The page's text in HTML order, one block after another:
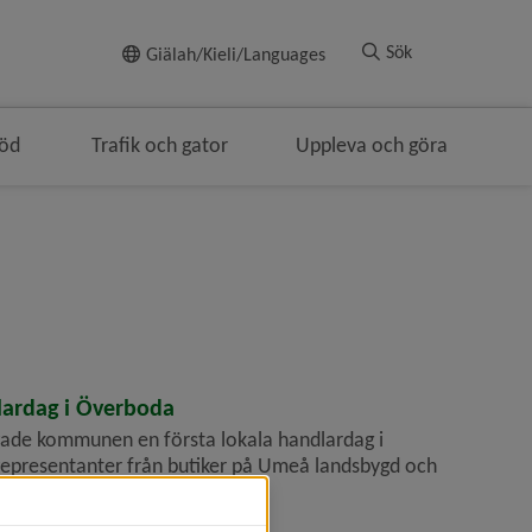
Giälah/Kieli/Languages Sök
Trafik och gator Uppleva och göra
i Överboda
kommunen en första lokala handlardag i
från butiker på Umeå landsbygd och